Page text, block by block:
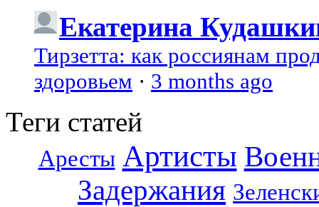
Екатерина
Тирзетта: как россиянам
здоровьем · 3 months ago
Теги статей
Аресты Артисты
Задержания